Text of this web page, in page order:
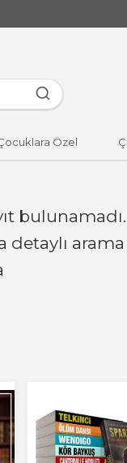
Özel
bulunamadı.
detaylı